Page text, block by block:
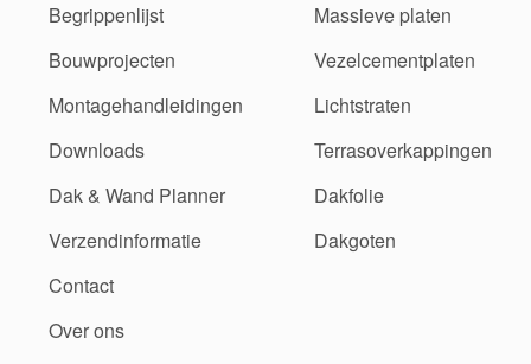
Begrippenlijst
Bouwprojecten
Montagehandleidingen
Downloads
Dak & Wand Planner
Verzendinformatie
Contact
Over ons
Massieve platen
Vezelcementplaten
Lichtstraten
Terrasoverkappingen
Dakfolie
Dakgoten